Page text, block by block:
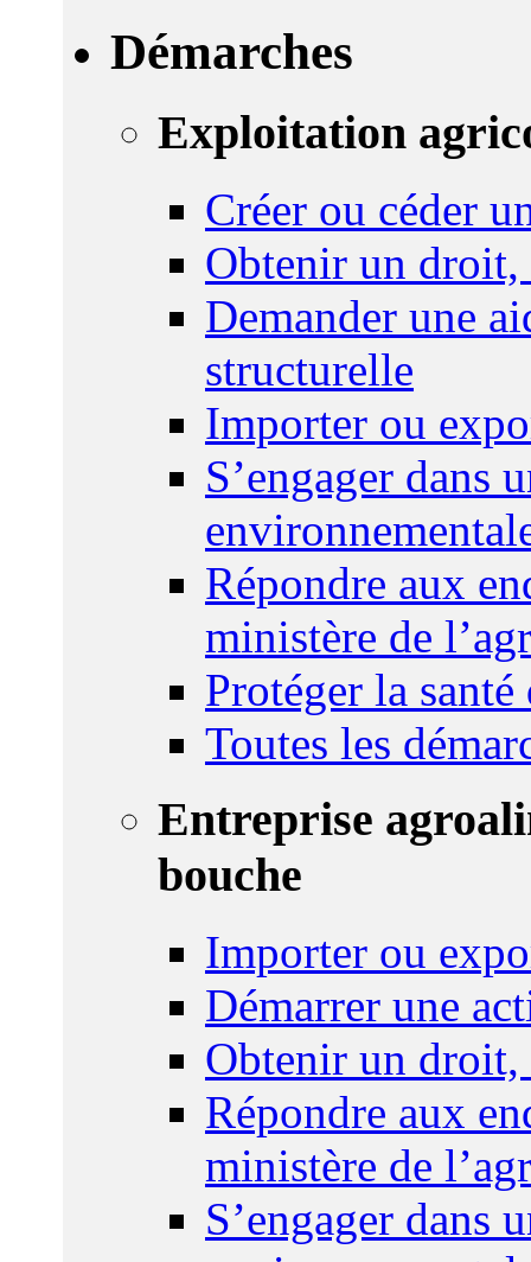
Démarches
Exploitation
Créer ou céder
Obtenir un droit,
Demander une
structurelle
Importer ou
S’engager dans
Répondre aux
ministère de
Protéger la
Toutes les
Entreprise
bouche
Importer ou
Démarrer une
Obtenir un droit,
Répondre aux
ministère de
S’engager dans